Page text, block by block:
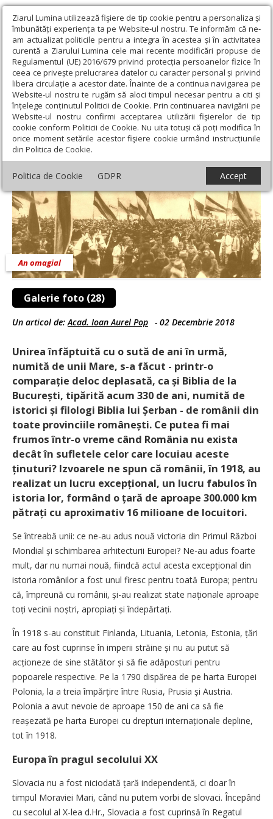
Ziarul Lumina utilizează fişiere de tip cookie pentru a personaliza și
îmbunătăți experiența ta pe Website-ul nostru. Te informăm că ne-
am actualizat politicile pentru a integra în acestea și în activitatea
curentă a Ziarului Lumina cele mai recente modificări propuse de
Regulamentul (UE) 2016/679 privind protecția persoanelor fizice în
ceea ce privește prelucrarea datelor cu caracter personal și privind
libera circulație a acestor date. Înainte de a continua navigarea pe
Website-ul nostru te rugăm să aloci timpul necesar pentru a citi și
înțelege conținutul Politicii de Cookie. Prin continuarea navigării pe
Website-ul nostru confirmi acceptarea utilizării fişierelor de tip
cookie conform Politicii de Cookie. Nu uita totuși că poți modifica în
orice moment setările acestor fişiere cookie urmând instrucțiunile
din Politica de Cookie.
Politica de Cookie GDPR Accept
Ziarul Lumina › Actualitate religioasă › An omagial › Centenarul
Marii Uniri
Centenarul Marii Uniri
Galerie foto (28)
An omagial
Un articol de:Acad. Ioan Aurel Pop - 02 Decembrie 2018
Unirea înfăptuită cu o sută de ani în urmă,
numită de unii Mare, s-a făcut - printr-o
comparație deloc deplasată, ca și Biblia de la
București, tipărită acum 330 de ani, numită de
istorici și filologi Biblia lui Șerban - de românii din
toate provinciile româ­nești. Ce putea fi mai
frumos într-o vreme când România nu exista
decât în sufletele celor care locuiau aceste
ținuturi? Izvoarele ne spun că românii, în 1918, au
realizat un lucru excepțional, un lucru fabulos în
istoria lor, formând o țară de aproape 300.000 km
pătrați cu aproximativ 16 milioane de locuitori.
Se întreabă unii: ce ne-au adus nouă ­victoria din Primul Război
Mondial și schimbarea arhitecturii Europei? Ne-au adus foarte
mult, dar nu numai nouă, fiindcă actul acesta excep­țional din
istoria românilor a fost unul firesc pentru toată ­Europa; pentru
că, împreună cu românii, și-au realizat state ­na­ționale aproape
toți vecinii noștri, apropiați și îndepărtați.
În 1918 s-au constituit Finlanda, Lituania, Letonia, Estonia, țări
care au fost cuprinse în imperii străine și nu au putut să
acționeze de sine stătător și să fie adăposturi pentru
popoarele respective. Pe la 1790 dispărea de pe harta Europei
Polonia, la a treia împărțire între Rusia, Prusia și Austria.
Polonia a avut nevoie de aproape 150 de ani ca să fie
reașezată pe harta Europei cu drepturi internaționale depline,
tot în 1918.
Europa în pragul secolului XX
Slovacia nu a fost niciodată țară independentă, ci doar în
timpul Moraviei Mari, când nu putem vorbi de slovaci. Începând
cu secolul al X-lea d.Hr., Slovacia a fost cuprinsă în Regatul